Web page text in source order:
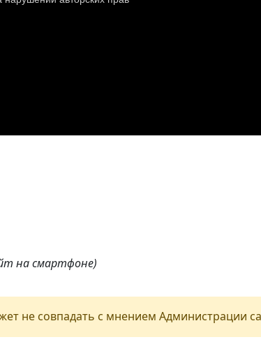
на смартфоне)
не совпадать с мнением Администрации